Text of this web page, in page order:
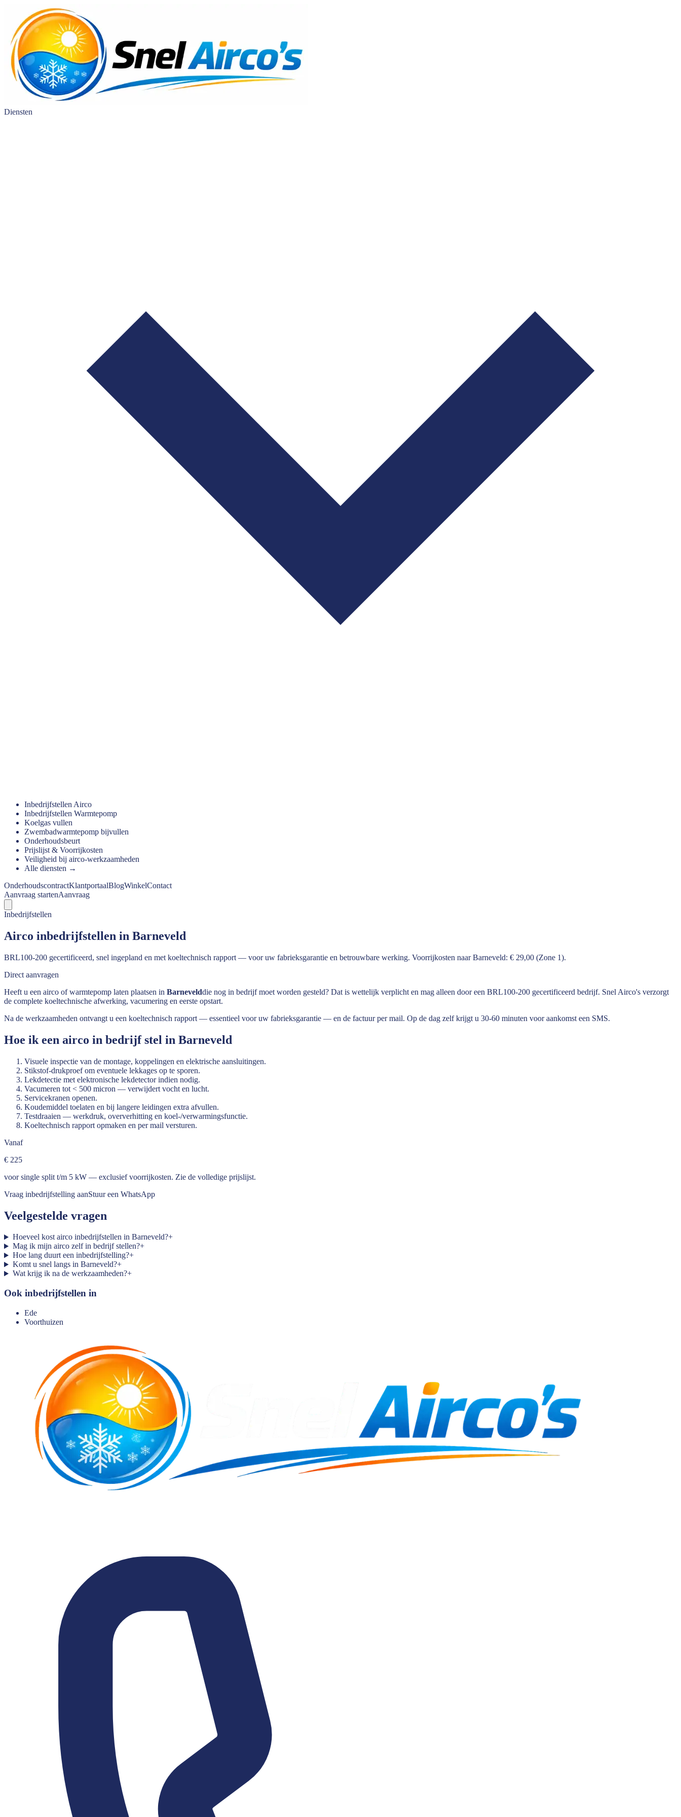
Diensten
Inbedrijfstellen Airco
Inbedrijfstellen Warmtepomp
Koelgas vullen
Zwembadwarmtepomp bijvullen
Onderhoudsbeurt
Prijslijst & Voorrijkosten
Veiligheid bij airco-werkzaamheden
Alle diensten →
OnderhoudscontractKlantportaalBlogWinkelContact
Aanvraag startenAanvraag
Inbedrijfstellen
Airco inbedrijfstellen in Barneveld
BRL100-200 gecertificeerd, snel ingepland en met koeltechnisch rapport — voor uw fabrieksgarantie en betrouwbare werking. Voorrijkosten naar Barneveld: € 29,00 (Zone 1).
Direct aanvragen
Heeft u een airco of warmtepomp laten plaatsen in Barnevelddie nog in bedrijf moet worden gesteld? Dat is wettelijk verplicht en mag alleen door een BRL100-200 gecertificeerd bedrijf. Snel Airco's verzorgt
de complete koeltechnische afwerking, vacumering en eerste opstart.
Na de werkzaamheden ontvangt u een koeltechnisch rapport — essentieel voor uw fabrieksgarantie — en de factuur per mail. Op de dag zelf krijgt u 30-60 minuten voor aankomst een SMS.
Hoe ik een airco in bedrijf stel in Barneveld
Visuele inspectie van de montage, koppelingen en elektrische aansluitingen.
Stikstof-drukproef om eventuele lekkages op te sporen.
Lekdetectie met elektronische lekdetector indien nodig.
Vacumeren tot < 500 micron — verwijdert vocht en lucht.
Servicekranen openen.
Koudemiddel toelaten en bij langere leidingen extra afvullen.
Testdraaien — werkdruk, oververhitting en koel-/verwarmingsfunctie.
Koeltechnisch rapport opmaken en per mail versturen.
Vanaf
€ 225
voor single split t/m 5 kW — exclusief voorrijkosten. Zie de volledige prijslijst.
Vraag inbedrijfstelling aanStuur een WhatsApp
Veelgestelde vragen
Hoeveel kost airco inbedrijfstellen in Barneveld?+
Mag ik mijn airco zelf in bedrijf stellen?+
Hoe lang duurt een inbedrijfstelling?+
Komt u snel langs in Barneveld?+
Wat krijg ik na de werkzaamheden?+
Ook inbedrijfstellen in
Ede
Voorthuizen